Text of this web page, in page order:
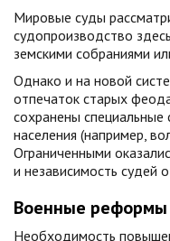
Мировые суды
судопроизводство
земскими собраниями
Однако и на новой
отпечаток старых
сохранены
населения (например,
Ограниченными
и независимость судей
Военные реформы
Необходимость